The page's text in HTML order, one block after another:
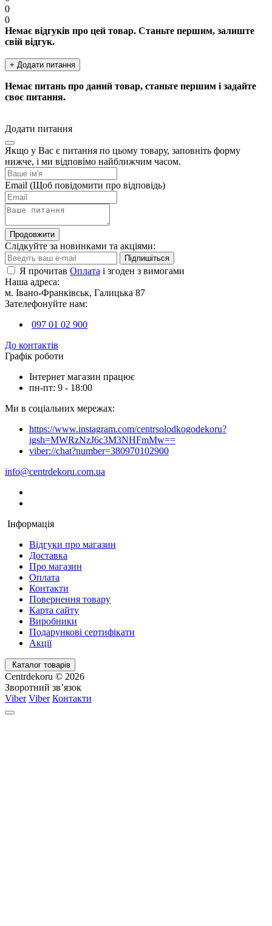
0
0
Немає відгуків про цей товар. Станьте першим, залиште
свій відгук.
+ Додати питання
Немає питань про даний товар, станьте першим і задайте
своє питання.
Додати питання
Якщо у Вас є питання по цьому товару, заповніть форму
нижче, і ми відповімо найближчим часом.
Email (Щоб повідомити про відповідь)
Продовжити
Слідкуйте за новинками та акціями:
Підпишіться
Я прочитав Оплата і згоден з вимогами
Наша адреса:
м. Івано-Франківськ, Галицька 87
Зателефонуйте нам:
097 01 02 900
До контактів
Графік роботи
Інтернет магазин працює
пн-пт: 9 - 18:00
Ми в соціальних мережах:
https://www.instagram.com/centrsolodkogodekoru?
igsh=MWRzNzJ6c3M3NHFmMw==
viber://chat?number=380970102900
info@centrdekoru.com.ua
Інформація
Відгуки про магазин
Доставка
Про магазин
Оплата
Контакти
Повернення товару
Карта сайту
Виробники
Подарункові сертифікати
Акції
Каталог товарів
Centrdekoru © 2026
Зворотний зв’язок
Viber Viber Контакти